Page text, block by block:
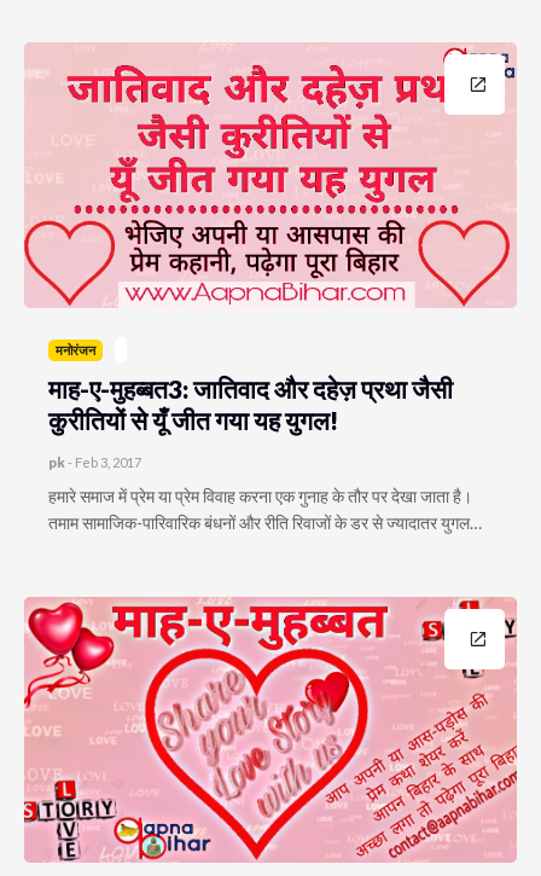
मनोरंजन
माह-ए-मुहब्बत3: जातिवाद और दहेज़ प्रथा जैसी
कुरीतियों से यूँ जीत गया यह युगल!
pk- Feb 3, 2017
हमारे समाज में प्रेम या प्रेम विवाह करना एक गुनाह के तौर पर देखा जाता है।
तमाम सामाजिक-पारिवारिक बंधनों और रीति रिवाजों के डर से ज्यादातर युगल…